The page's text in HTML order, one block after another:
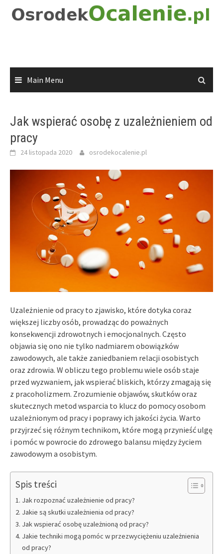
Main Menu
Jak wspierać osobę z uzależnieniem od
pracy
24 listopada 2020 osrodekocalenie.pl
Uzależnienie od pracy to zjawisko, które dotyka coraz
większej liczby osób, prowadząc do poważnych
konsekwencji zdrowotnych i emocjonalnych. Często
objawia się ono nie tylko nadmiarem obowiązków
zawodowych, ale także zaniedbaniem relacji osobistych
oraz zdrowia. W obliczu tego problemu wiele osób staje
przed wyzwaniem, jak wspierać bliskich, którzy zmagają się
z pracoholizmem. Zrozumienie objawów, skutków oraz
skutecznych metod wsparcia to klucz do pomocy osobom
uzależnionym od pracy i poprawy ich jakości życia. Warto
przyjrzeć się różnym technikom, które mogą przynieść ulgę
i pomóc w powrocie do zdrowego balansu między życiem
zawodowym a osobistym.
Spis treści
Jak rozpoznać uzależnienie od pracy?
Jakie są skutki uzależnienia od pracy?
Jak wspierać osobę uzależnioną od pracy?
Jakie techniki mogą pomóc w przezwyciężeniu uzależnienia
od pracy?